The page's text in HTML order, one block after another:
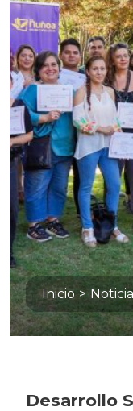
Inicio >
Desarrollo